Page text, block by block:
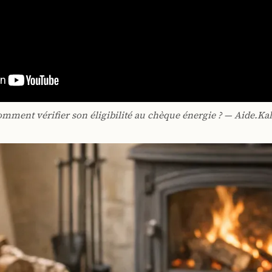
vérifier son éligibilité au chèque énergie ? —